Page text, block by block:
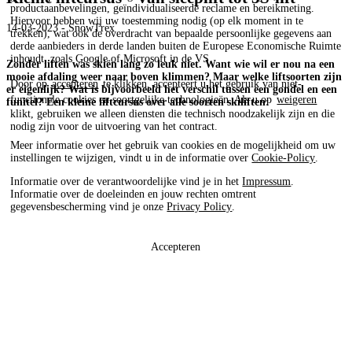
productaanbevelingen, geïndividualiseerde reclame en bereikmeting.
Hiervoor hebben wij uw toestemming nodig (op elk moment in te
trekken), wat ook de overdracht van bepaalde persoonlijke gegevens aan
derde aanbieders in derde landen buiten de Europese Economische Ruimte
inhoudt, zoals Google of Microsoft in de VS.
Door opaccepterente klikken, accepteert u het gebruik van niet-
functionele cookies en soortgelijke technologieën. Als u op weigeren
klikt, gebruiken we alleen diensten die technisch noodzakelijk zijn en die
nodig zijn voor de uitvoering van het contract.
Meer informatie over het gebruik van cookies en de mogelijkheid om uw
instellingen te wijzigen, vindt u in de informatie overCookie-Policy.
Informatie over de verantwoordelijke vind je in hetImpressum.
Informatie over de doeleinden en jouw rechten omtrent
gegevensbescherming vind je onzePrivacy Policy.
Accepteren
14-03-2023 - SnowTrex
Zonder liften was skiën lang zo leuk niet. Want wie wil er nou na een
mooie afdaling weer naar boven klimmen? Maar welke liftsoorten zijn
er eigenlijk? Wat is bijvoorbeeld het verschil tussen een gondel en een
funitel? Een kleine liftcursus over alle soorten skiliften: